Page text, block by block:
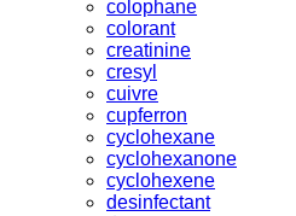
colophane
colorant
creatinine
cresyl
cuivre
cupferron
cyclohexane
cyclohexanone
cyclohexene
desinfectant